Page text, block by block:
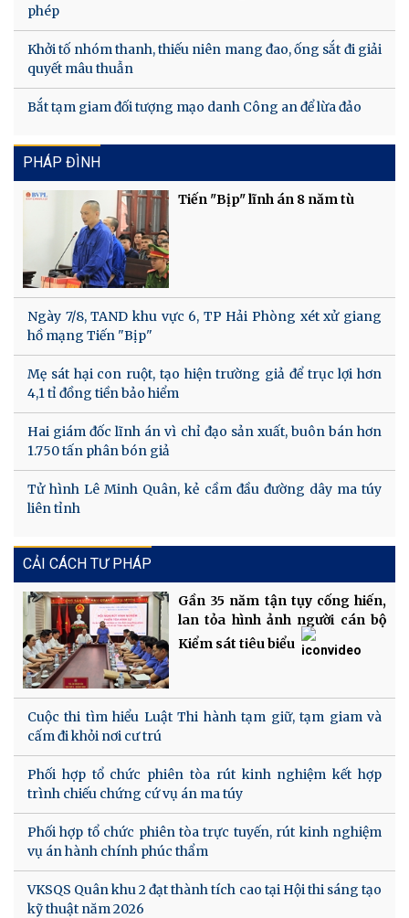
phép
Khởi tố nhóm thanh, thiếu niên mang đao, ống sắt đi giải
quyết mâu thuẫn
Bắt tạm giam đối tượng mạo danh Công an để lừa đảo
PHÁP ĐÌNH
Tiến "Bịp" lĩnh án 8 năm tù
Ngày 7/8, TAND khu vực 6, TP Hải Phòng xét xử giang
hồ mạng Tiến "Bịp"
Mẹ sát hại con ruột, tạo hiện trường giả để trục lợi hơn
4,1 tỉ đồng tiền bảo hiểm
Hai giám đốc lĩnh án vì chỉ đạo sản xuất, buôn bán hơn
1.750 tấn phân bón giả
Tử hình Lê Minh Quân, kẻ cầm đầu đường dây ma túy
liên tỉnh
CẢI CÁCH TƯ PHÁP
Gần 35 năm tận tụy cống hiến,
lan tỏa hình ảnh người cán bộ
Kiểm sát tiêu biểu
Cuộc thi tìm hiểu Luật Thi hành tạm giữ, tạm giam và
cấm đi khỏi nơi cư trú
Phối hợp tổ chức phiên tòa rút kinh nghiệm kết hợp
trình chiếu chứng cứ vụ án ma túy
Phối hợp tổ chức phiên tòa trực tuyến, rút kinh nghiệm
vụ án hành chính phúc thẩm
VKSQS Quân khu 2 đạt thành tích cao tại Hội thi sáng tạo
kỹ thuật năm 2026